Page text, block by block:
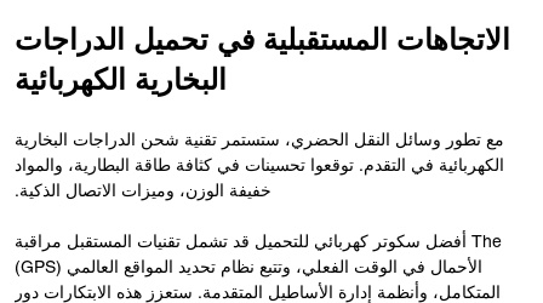
الاتجاهات المستقبلية في تحميل الدراجات
البخارية الكهربائية
مع تطور وسائل النقل الحضري، ستستمر تقنية شحن الدراجات البخارية
الكهربائية في التقدم. توقعوا تحسينات في كثافة طاقة البطارية، والمواد
خفيفة الوزن، وميزات الاتصال الذكية.
The أفضل سكوتر كهربائي للتحميل قد تشمل تقنيات المستقبل مراقبة
الأحمال في الوقت الفعلي، وتتبع نظام تحديد المواقع العالمي (GPS)
المتكامل، وأنظمة إدارة الأساطيل المتقدمة. ستعزز هذه الابتكارات دور